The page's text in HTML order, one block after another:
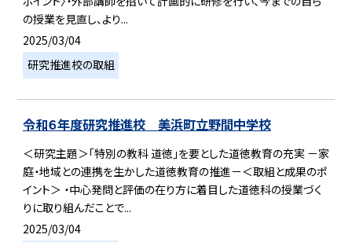
の授業を見直し、より...
2025/03/04
研究推進校の取組
令和６年度研究推進校 美浜町立野間中学校
＜研究主題＞「特別の教科 道徳」を要とした道徳教育の充実 －家
庭・地域との連携を生かした道徳教育の推進－＜取組と成果のポ
イント＞ ・中心発問と評価の在り方に着目した道徳科の授業づく
りに取り組んだことで...
2025/03/04